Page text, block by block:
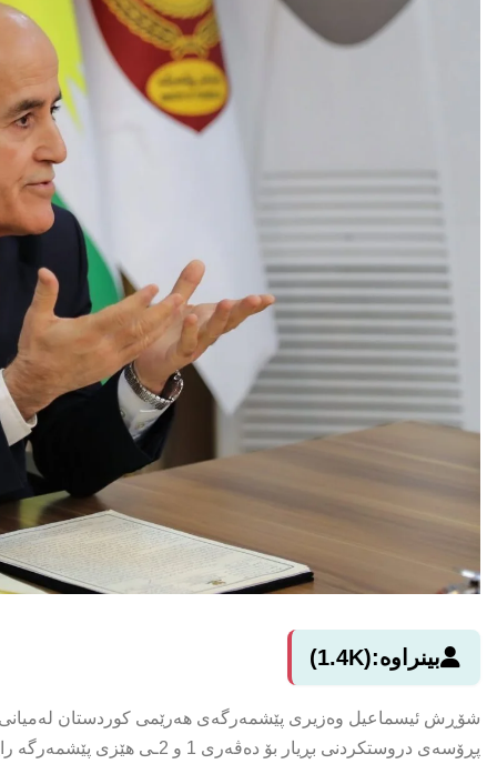
بینراوە:(1.4K)
شۆڕش ئیسماعیل وەزیری پێشمەرگەی هەرێمی كوردستان لەمیانی
پڕۆسەی دروستكردنی بڕیار بۆ